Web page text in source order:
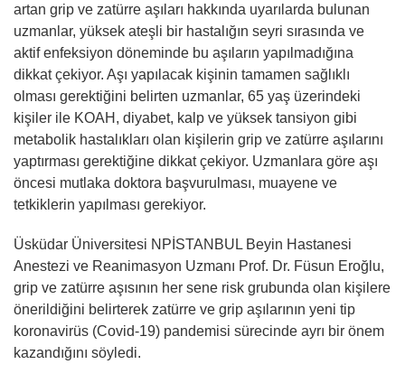
artan grip ve zatürre aşıları hakkında uyarılarda bulunan
uzmanlar, yüksek ateşli bir hastalığın seyri sırasında ve
aktif enfeksiyon döneminde bu aşıların yapılmadığına
dikkat çekiyor. Aşı yapılacak kişinin tamamen sağlıklı
olması gerektiğini belirten uzmanlar, 65 yaş üzerindeki
kişiler ile KOAH, diyabet, kalp ve yüksek tansiyon gibi
metabolik hastalıkları olan kişilerin grip ve zatürre aşılarını
yaptırması gerektiğine dikkat çekiyor. Uzmanlara göre aşı
öncesi mutlaka doktora başvurulması, muayene ve
tetkiklerin yapılması gerekiyor.
Üsküdar Üniversitesi NPİSTANBUL Beyin Hastanesi
Anestezi ve Reanimasyon Uzmanı Prof. Dr. Füsun Eroğlu,
grip ve zatürre aşısının her sene risk grubunda olan kişilere
önerildiğini belirterek zatürre ve grip aşılarının yeni tip
koronavirüs (Covid-19) pandemisi sürecinde ayrı bir önem
kazandığını söyledi.